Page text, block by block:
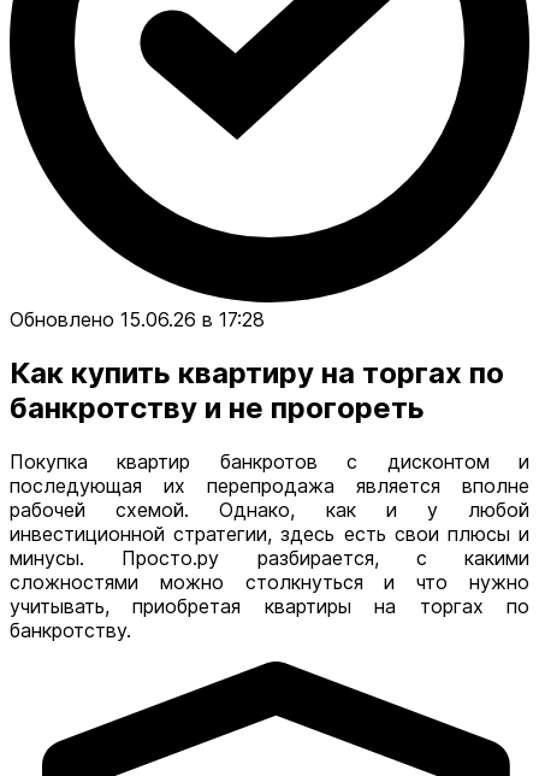
Обновлено 15.06.26 в 17:28
Как купить квартиру на торгах по
банкротству и не прогореть
Покупка квартир банкротов с дисконтом и
последующая их перепродажа является вполне
рабочей схемой. Однако, как и у любой
инвестиционной стратегии, здесь есть свои плюсы и
минусы. Просто.ру разбирается, с какими
сложностями можно столкнуться и что нужно
учитывать, приобретая квартиры на торгах по
банкротству.